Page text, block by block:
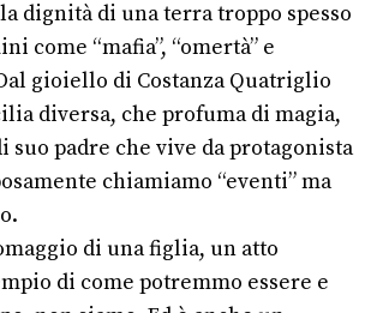
dignità di una terra troppo spesso
come “mafia”, “omertà” e
gioiello di Costanza Quatriglio
diversa, che profuma di magia,
suo padre che vive da protagonista
chiamiamo “eventi” ma
di una figlia, un atto
di come potremmo essere e